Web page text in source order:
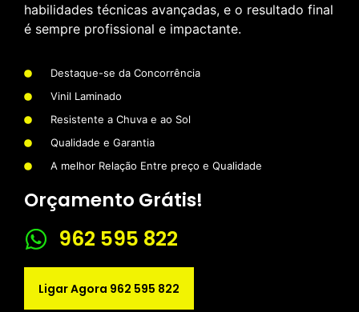
habilidades técnicas avançadas, e o resultado final
é sempre profissional e impactante.
Destaque-se da Concorrência
Vinil Laminado
Resistente a Chuva e ao Sol
Qualidade e Garantia
A melhor Relação Entre preço e Qualidade
Orçamento Grátis!
962 595 822
Ligar Agora 962 595 822